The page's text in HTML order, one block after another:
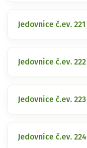
Jedovnice č.ev. 221
Jedovnice č.ev. 222
Jedovnice č.ev. 223
Jedovnice č.ev. 224